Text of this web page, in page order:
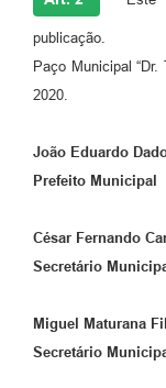
publicação.
Paço Municipal “Dr.
2020.
João Eduardo
Prefeito Municipal
César Fernando
Secretário
Miguel Maturana
Secretário